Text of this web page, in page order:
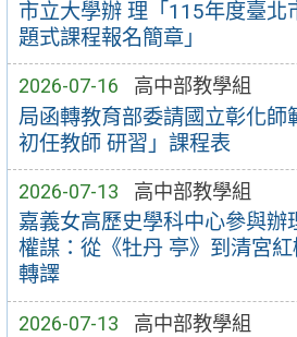
市立大學辦 理「115年度臺北
題式課程報名簡章」
2026-07-16 高中部教學組
局函轉教育部委請國立彰化師
初任教師 研習」課程表
2026-07-13 高中部教學組
嘉義女高歷史學科中心參與辦
權謀：從《牡丹 亭》到清宮
轉譯
2026-07-13 高中部教學組